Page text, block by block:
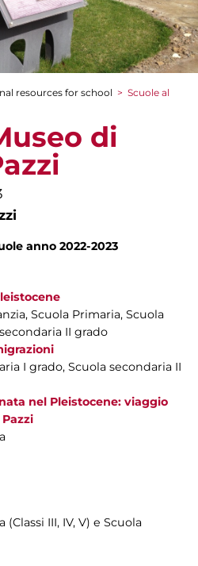
resources for school > Scuole al
di
anno 2022-2023
Scuola Primaria, Scuola
II grado
I grado, Scuola secondaria II
nel Pleistocene: viaggio
III, IV, V) e Scuola